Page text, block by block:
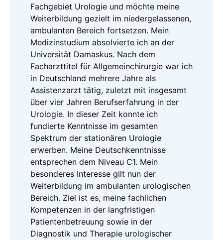
Fachgebiet Urologie und möchte meine
Weiterbildung gezielt im niedergelassenen,
ambulanten Bereich fortsetzen. Mein
Medizinstudium absolvierte ich an der
Universität Damaskus. Nach dem
Facharzttitel für Allgemeinchirurgie war ich
in Deutschland mehrere Jahre als
Assistenzarzt tätig, zuletzt mit insgesamt
über vier Jahren Berufserfahrung in der
Urologie. In dieser Zeit konnte ich
fundierte Kenntnisse im gesamten
Spektrum der stationären Urologie
erwerben. Meine Deutschkenntnisse
entsprechen dem Niveau C1. Mein
besonderes Interesse gilt nun der
Weiterbildung im ambulanten urologischen
Bereich. Ziel ist es, meine fachlichen
Kompetenzen in der langfristigen
Patientenbetreuung sowie in der
Diagnostik und Therapie urologischer